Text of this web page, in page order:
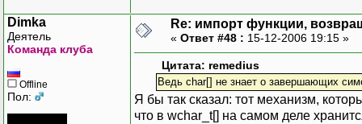
Dimka
Деятель
Команда клуба
Offline
Пол:
Re: импорт функции,
« Ответ #48 : 15-12-2006 19:15 »
Цитата: remedius
Ведь char[] не знает о завершающих
Я бы так сказал: тот механизм,
что в wchar_t[] на самом деле